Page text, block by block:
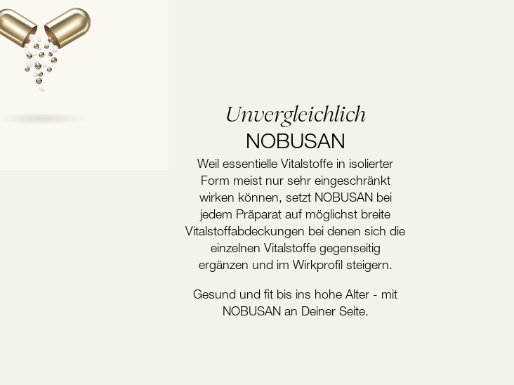
Unvergleichlich
NOBUSAN
Weil essentielle Vitalstoffe in isolierter
Form meist nur sehr eingeschränkt
wirken können, setzt NOBUSAN bei
jedem Präparat auf möglichst breite
Vitalstoffabdeckungen bei denen sich die
einzelnen Vitalstoffe gegenseitig
ergänzen und im Wirkprofil steigern.
Gesund und fit bis ins hohe Alter - mit
NOBUSAN an Deiner Seite.